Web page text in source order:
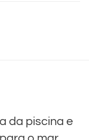
da piscina e